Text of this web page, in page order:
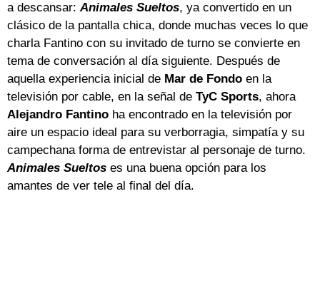
a descansar:Animales Sueltos, ya convertido en un
clásico de la pantalla chica, donde muchas veces lo que
charla Fantino con su invitado de turno se convierte en
tema de conversación al día siguiente. Después de
aquella experiencia inicial de Mar de Fondo en la
televisión por cable, en la señal de TyC Sports, ahora
Alejandro Fantino ha encontrado en la televisión por
aire un espacio ideal para su verborragia, simpatía y su
campechana forma de entrevistar al personaje de turno.
Animales Sueltos es una buena opción para los
amantes de ver tele al final del día.